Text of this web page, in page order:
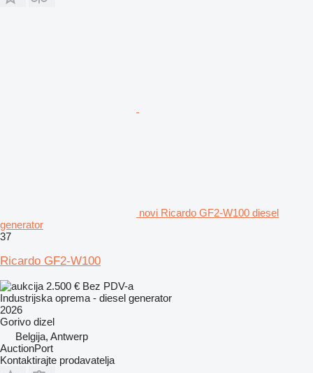
novi Ricardo GF2-W100 diesel
generator
37
Ricardo GF2-W100
2.500 € Bez PDV-a
Industrijska oprema - diesel generator
2026
Gorivo dizel
Belgija, Antwerp
AuctionPort
Kontaktirajte prodavatelja